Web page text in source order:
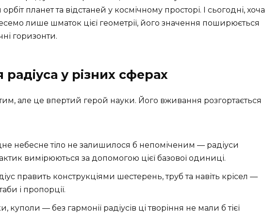
планет та відстаней у космічному просторі. І сьогодні, хоча
лише шматок цієї геометрії, його значення поширюється
горизонти.
радіуса у різних сферах
але це впертий герой науки. Його вживання розгортається
небесне тіло не залишилося б непоміченим — радіуси
вимірюються за допомогою цієї базової одиниці.
править конструкціями шестерень, труб та навіть крісел —
і пропорції.
куполи — без гармонії радіусів ці творіння не мали б тієї